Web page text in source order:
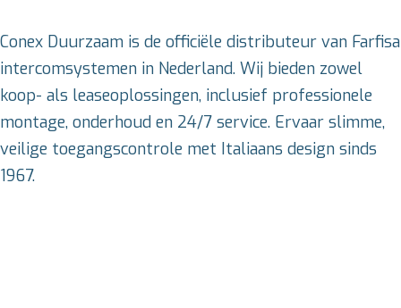
Conex Duurzaam is de officiële distributeur van Farfisa
intercomsystemen in Nederland. Wij bieden zowel
koop- als leaseoplossingen, inclusief professionele
montage, onderhoud en 24/7 service. Ervaar slimme,
veilige toegangscontrole met Italiaans design sinds
1967.